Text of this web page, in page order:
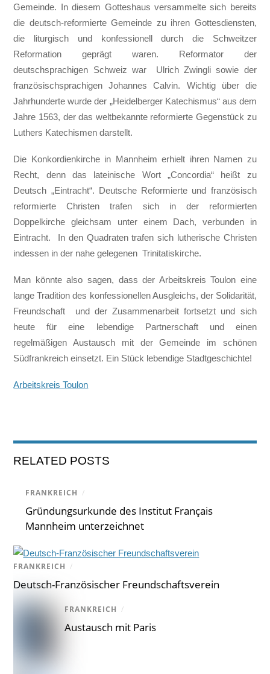
Gemeinde. In diesem Gotteshaus versammelte sich bereits
die deutsch-reformierte Gemeinde zu ihren Gottesdiensten,
die liturgisch und konfessionell durch die Schweitzer
Reformation geprägt waren. Reformator der
deutschsprachigen Schweiz war Ulrich Zwingli sowie der
französischsprachigen Johannes Calvin. Wichtig über die
Jahrhunderte wurde der „Heidelberger Katechismus“ aus dem
Jahre 1563, der das weltbekannte reformierte Gegenstück zu
Luthers Katechismen darstellt.
Die Konkordienkirche in Mannheim erhielt ihren Namen zu
Recht, denn das lateinische Wort „Concordia“ heißt zu
Deutsch „Eintracht“. Deutsche Reformierte und französisch
reformierte Christen trafen sich in der reformierten
Doppelkirche gleichsam unter einem Dach, verbunden in
Eintracht. In den Quadraten trafen sich lutherische Christen
indessen in der nahe gelegenen Trinitatiskirche.
Man könnte also sagen, dass der Arbeitskreis Toulon eine
lange Tradition des konfessionellen Ausgleichs, der Solidarität,
Freundschaft und der Zusammenarbeit fortsetzt und sich
heute für eine lebendige Partnerschaft und einen
regelmäßigen Austausch mit der Gemeinde im schönen
Südfrankreich einsetzt. Ein Stück lebendige Stadtgeschichte!
Arbeitskreis Toulon
RELATED POSTS
FRANKREICH /
Gründungsurkunde des Institut Français
Mannheim unterzeichnet
FRANKREICH /
Deutsch-Französischer Freundschaftsverein
FRANKREICH /
Austausch mit Paris